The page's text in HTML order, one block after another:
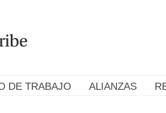
DE TRABAJO ALIANZAS